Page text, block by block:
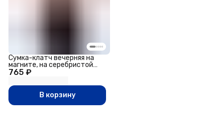
765 ₽
Сумка-клатч вечерняя на
магните, на серебристой
цепочке, светло-серая
В корзину